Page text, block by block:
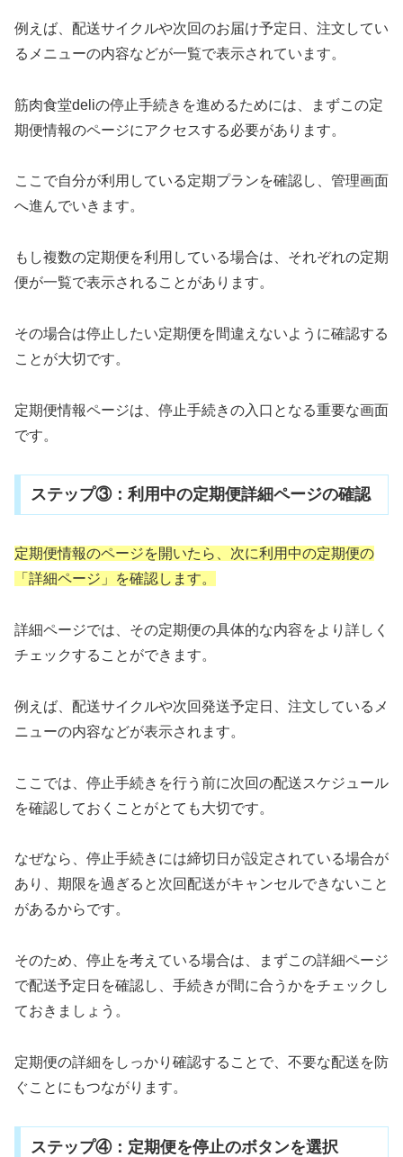
例えば、配送サイクルや次回のお届け予定日、注文してい
るメニューの内容などが一覧で表示されています。
筋肉食堂deliの停止手続きを進めるためには、まずこの定
期便情報のページにアクセスする必要があります。
ここで自分が利用している定期プランを確認し、管理画面
へ進んでいきます。
もし複数の定期便を利用している場合は、それぞれの定期
便が一覧で表示されることがあります。
その場合は停止したい定期便を間違えないように確認する
ことが大切です。
定期便情報ページは、停止手続きの入口となる重要な画面
です。
ステップ③：利用中の定期便詳細ページの確認
定期便情報のページを開いたら、次に利用中の定期便の
「詳細ページ」を確認します。
詳細ページでは、その定期便の具体的な内容をより詳しく
チェックすることができます。
例えば、配送サイクルや次回発送予定日、注文しているメ
ニューの内容などが表示されます。
ここでは、停止手続きを行う前に次回の配送スケジュール
を確認しておくことがとても大切です。
なぜなら、停止手続きには締切日が設定されている場合が
あり、期限を過ぎると次回配送がキャンセルできないこと
があるからです。
そのため、停止を考えている場合は、まずこの詳細ページ
で配送予定日を確認し、手続きが間に合うかをチェックし
ておきましょう。
定期便の詳細をしっかり確認することで、不要な配送を防
ぐことにもつながります。
ステップ④：定期便を停止のボタンを選択